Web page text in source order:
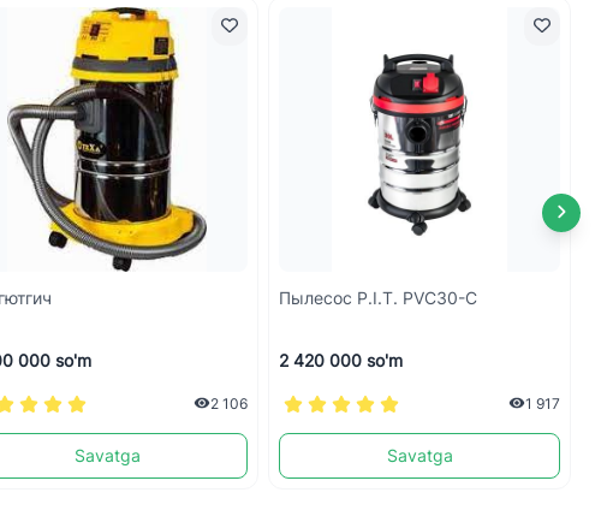
000 so'm
2 106
Savatga
Пылесос P.I.T. PVC30-C
2 420 000 so'm
1 917
Savatga